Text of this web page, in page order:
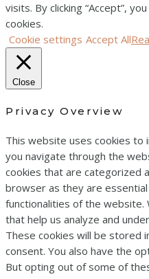
visits. By clicking “Accept”,
cookies.
Cookie settings Accept All
Close
Privacy Overview
This website uses cookies to
you navigate through the
cookies that are categorized
browser as they are
functionalities of the website.
that help us analyze and
These cookies will be stored
consent. You also have the
But opting out of some of